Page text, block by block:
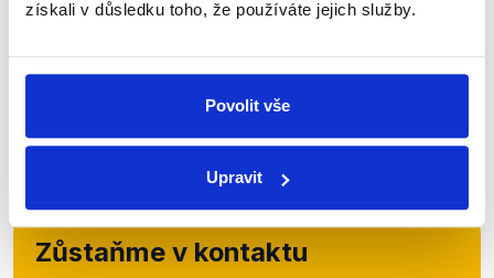
získali v důsledku toho, že používáte jejich služby.
Povolit vše
Upravit
nejen jako ministr průmyslu a obchodu, ale také jako
nový ministr dopravy. Jaký je stav českých silnic a
jak to bylo se vstupem nového...
Číst dál
Zůstaňme v kontaktu